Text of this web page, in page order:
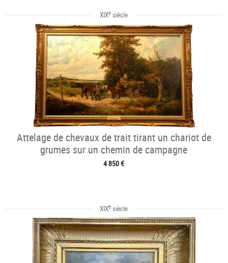
XIXe siècle
Attelage de chevaux de trait tirant un chariot de
grumes sur un chemin de campagne
4 850 €
XIXe siècle